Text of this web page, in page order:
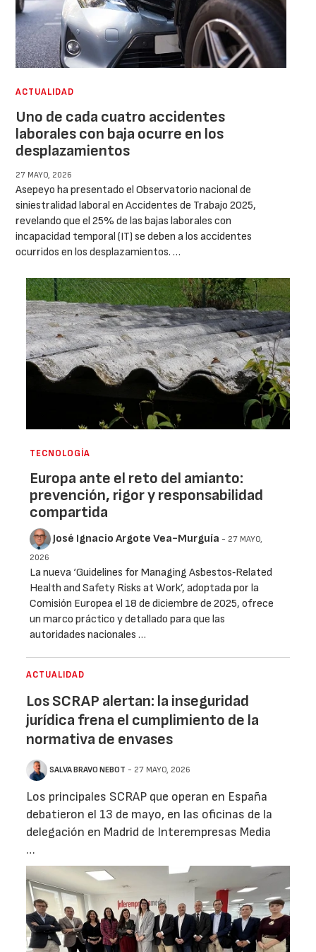
ACTUALIDAD
Uno de cada cuatro accidentes
laborales con baja ocurre en los
desplazamientos
27 MAYO, 2026
Asepeyo ha presentado el Observatorio nacional de
siniestralidad laboral en Accidentes de Trabajo 2025,
revelando que el 25% de las bajas laborales con
incapacidad temporal (IT) se deben a los accidentes
ocurridos en los desplazamientos. …
TECNOLOGÍA
Europa ante el reto del amianto:
prevención, rigor y responsabilidad
compartida
José Ignacio Argote Vea-Murguía - 27 MAYO,
2026
La nueva ‘Guidelines for Managing Asbestos‑Related
Health and Safety Risks at Work’, adoptada por la
Comisión Europea el 18 de diciembre de 2025, ofrece
un marco práctico y detallado para que las
autoridades nacionales …
ACTUALIDAD
Los SCRAP alertan: la inseguridad
jurídica frena el cumplimiento de la
normativa de envases
SALVA BRAVO NEBOT - 27 MAYO, 2026
Los principales SCRAP que operan en España
debatieron el 13 de mayo, en las oficinas de la
delegación en Madrid de Interempresas Media
…